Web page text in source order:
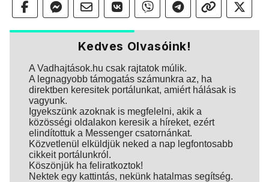
Kedves Olvasóink!
A Vadhajtások.hu csak rajtatok múlik.
A legnagyobb támogatás számunkra az, ha
direktben keresitek portálunkat, amiért hálásak is
vagyunk.
Igyekszünk azoknak is megfelelni, akik a
közösségi oldalakon keresik a híreket, ezért
elindítottuk a Messenger csatornánkat.
Közvetlenül elküldjük neked a nap legfontosabb
cikkeit portálunkról.
Köszönjük ha feliratkoztok!
Nektek egy kattintás, nekünk hatalmas segítség.